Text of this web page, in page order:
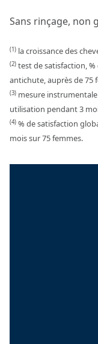
Sans rinçage, non
(1) la croissance des
(2) test de satisfaction,
antichute, auprès de 75
(3) mesure
utilisation pendant 3
(4) % de satisfaction
mois sur 75 femmes.